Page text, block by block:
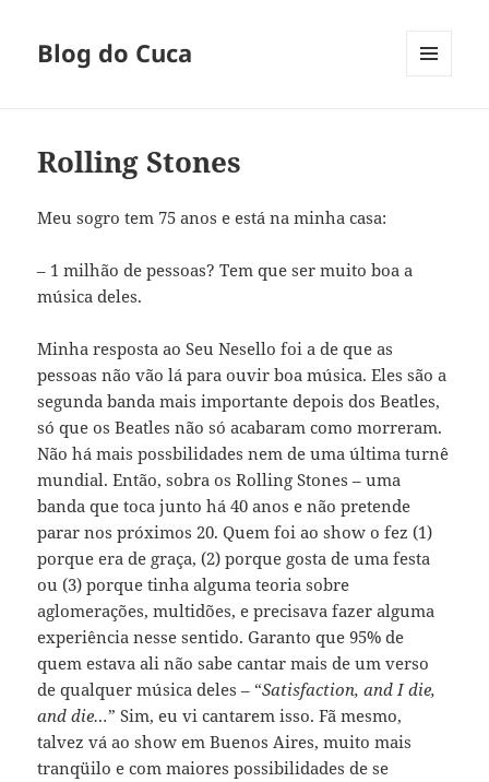
Blog do Cuca
Rolling Stones
Meu sogro tem 75 anos e está na minha casa:
– 1 milhão de pessoas? Tem que ser muito boa a
música deles.
Minha resposta ao Seu Nesello foi a de que as
pessoas não vão lá para ouvir boa música. Eles são a
segunda banda mais importante depois dos Beatles,
só que os Beatles não só acabaram como morreram.
Não há mais possbilidades nem de uma última turnê
mundial. Então, sobra os Rolling Stones – uma
banda que toca junto há 40 anos e não pretende
parar nos próximos 20. Quem foi ao show o fez (1)
porque era de graça, (2) porque gosta de uma festa
ou (3) porque tinha alguma teoria sobre
aglomerações, multidões, e precisava fazer alguma
experiência nesse sentido. Garanto que 95% de
quem estava ali não sabe cantar mais de um verso
de qualquer música deles – “Satisfaction, and I die,
and die…” Sim, eu vi cantarem isso. Fã mesmo,
talvez vá ao show em Buenos Aires, muito mais
tranqüilo e com maiores possibilidades de se